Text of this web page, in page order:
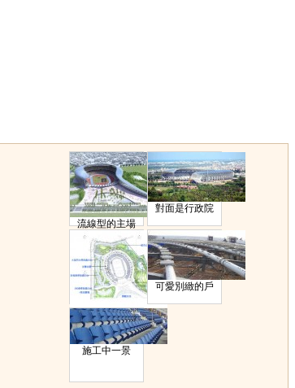
流線型的主場
對面是行政院
寬敞筆直的周
可愛別緻的戶
施工中一景